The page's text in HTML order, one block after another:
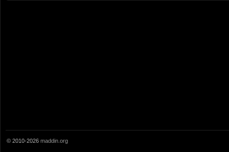
© 2010-2026 maddin.org